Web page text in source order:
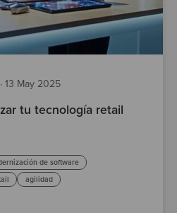
· 13 May 2025
tu tecnología retail
de software
agilidad